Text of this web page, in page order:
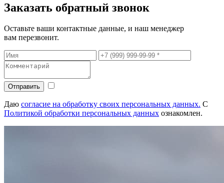
Заказать обратный звонок
Оставьте ваши контактные данные, и наш менеджер
вам перезвонит.
Отправить
Даю согласие на обработку своих персональных данных. С
Политикой обработки персональных данных ознакомлен.